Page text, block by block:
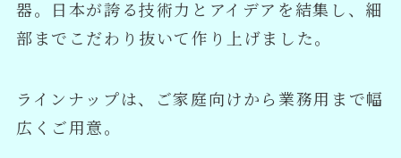
器。日本が誇る技術力とアイデアを結集し、細
部までこだわり抜いて作り上げました。
ラインナップは、ご家庭向けから業務用まで幅
広くご用意。